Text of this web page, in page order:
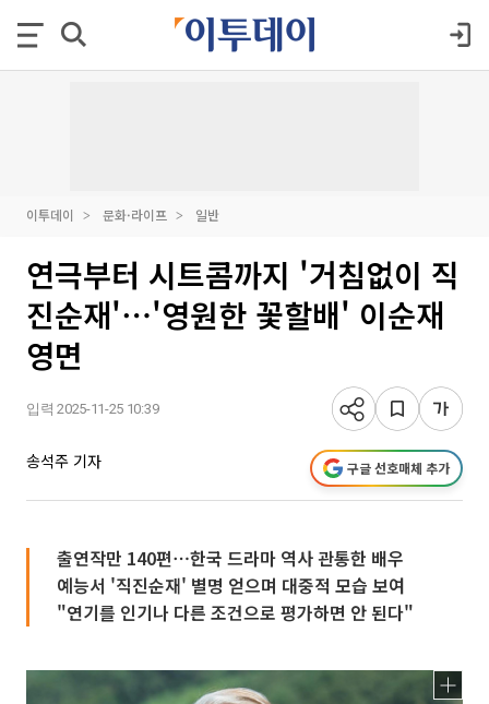
이투데이 문화·라이프 일반
연극부터 시트콤까지 '거침없이 직
진순재'⋯'영원한 꽃할배' 이순재
영면
입력 2025-11-25 10:39
송석주 기자 구글 선호매체 추가
출연작만 140편⋯한국 드라마 역사 관통한 배우
예능서 '직진순재' 별명 얻으며 대중적 모습 보여
"연기를 인기나 다른 조건으로 평가하면 안 된다"